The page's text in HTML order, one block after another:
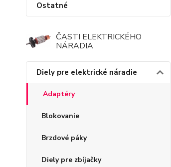
Ostatné
ČASTI ELEKTRICKÉHO
NÁRADIA
Diely pre elektrické náradie
Adaptéry
Blokovanie
Brzdové páky
Diely pre zbíjačky